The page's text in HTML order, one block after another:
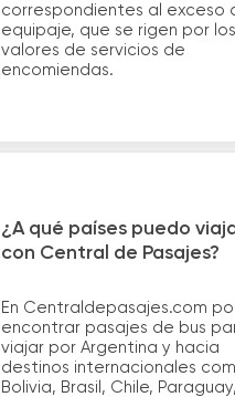
correspondientes al exceso
equipaje, que se rigen por los
valores de servicios de
encomiendas.
¿A qué países puedo
con Central de Pasajes?
En Centraldepasajes.com
encontrar pasajes de bus
viajar por Argentina y hacia
destinos internacionales
Bolivia, Brasil, Chile, Paraguay,